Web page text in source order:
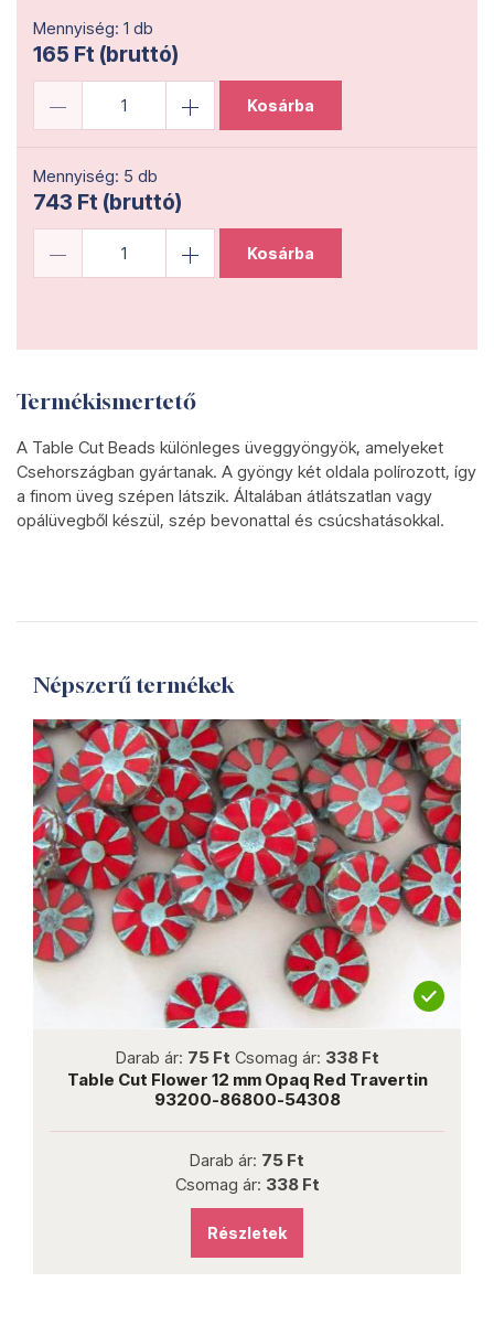
Mennyiség: 1 db
165 Ft (bruttó)
Kosárba
Mennyiség: 5 db
743 Ft (bruttó)
Kosárba
Termékismertető
A Table Cut Beads különleges üveggyöngyök, amelyeket
Csehországban gyártanak. A gyöngy két oldala polírozott, így
a finom üveg szépen látszik. Általában átlátszatlan vagy
opálüvegből készül, szép bevonattal és csúcshatásokkal.
Népszerű termékek
Darab ár: 75 Ft Csomag ár: 338 Ft
Table Cut Flower 12 mm Opaq Red Travertin
93200-86800-54308
Darab ár: 75 Ft
Csomag ár: 338 Ft
Részletek